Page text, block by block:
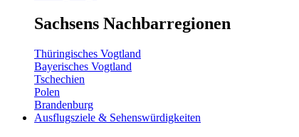
Sachsens Nachbarregionen
Thüringisches Vogtland
Bayerisches Vogtland
Tschechien
Polen
Brandenburg
Ausflugsziele & Sehenswürdigkeiten